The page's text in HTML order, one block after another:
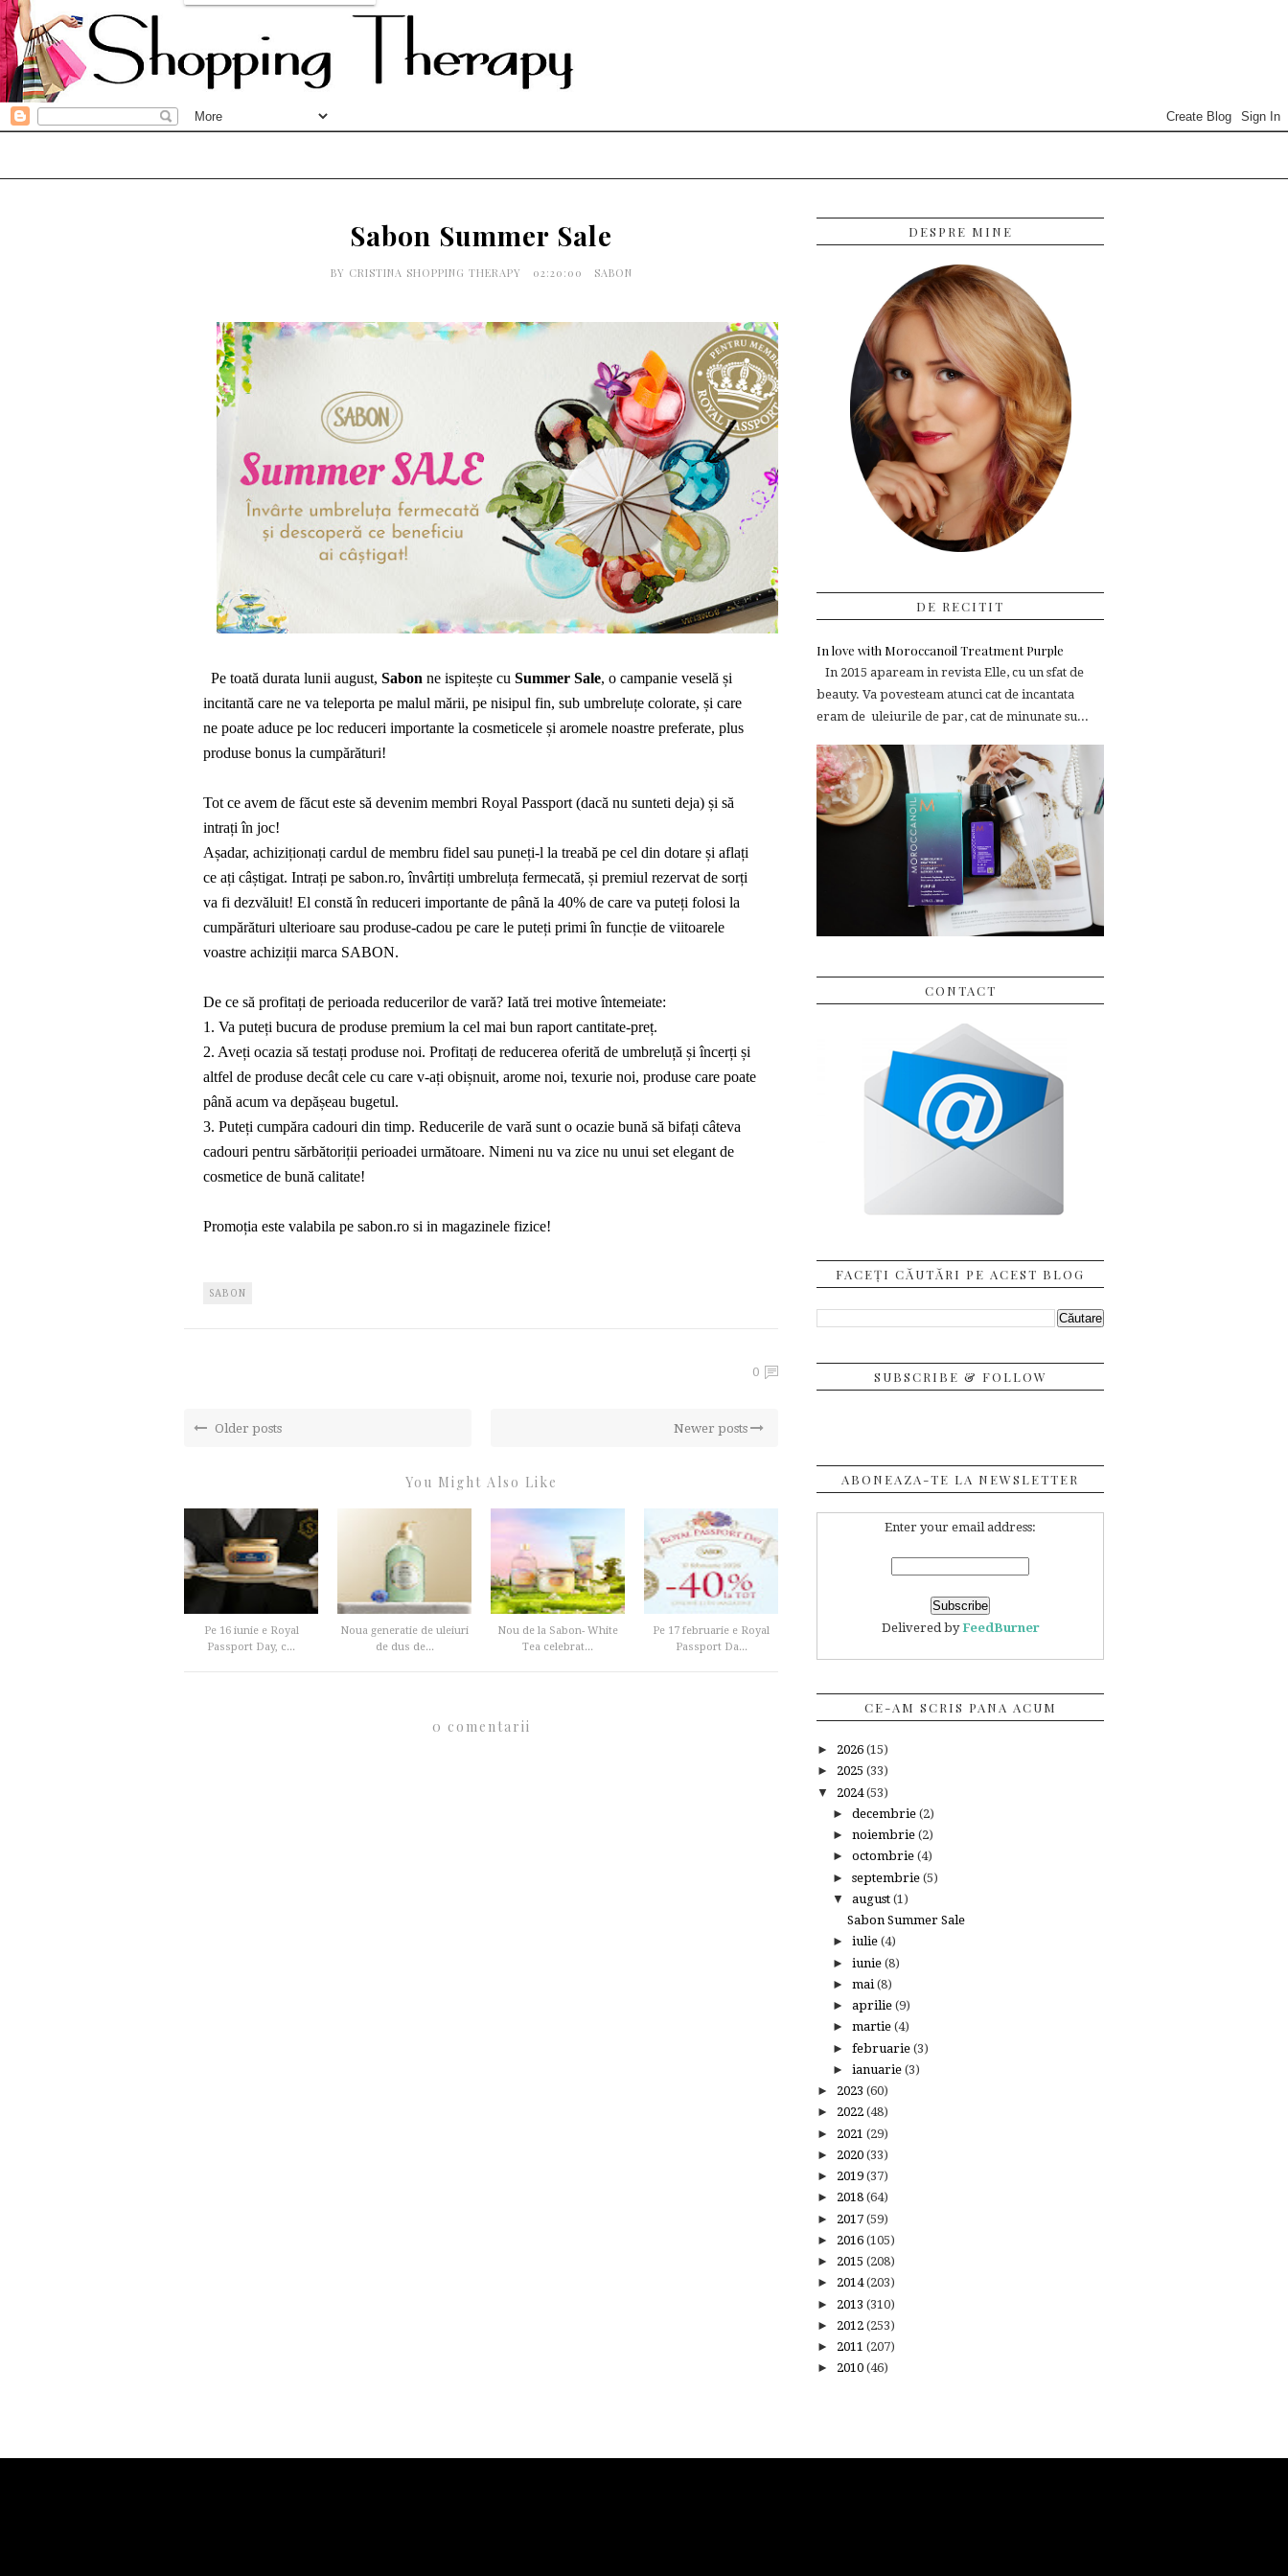
Sabon Summer Sale
BY CRISTINA SHOPPING THERAPY 02:20:00 SABON
Pe toată durata lunii august, Sabon ne ispitește cu Summer Sale, o campanie veselă și
incitantă care ne va teleporta pe malul mării, pe nisipul fin, sub umbreluțe colorate, și care
ne poate aduce pe loc reduceri importante la cosmeticele și aromele noastre preferate, plus
produse bonus la cumpărături!
Tot ce avem de făcut este să devenim membri Royal Passport (dacă nu sunteti deja) și să
intrați în joc!
Așadar, achiziționați cardul de membru fidel sau puneți-l la treabă pe cel din dotare și aflați
ce ați câștigat. Intrați pe sabon.ro, învârtiți umbreluța fermecată, și premiul rezervat de sorți
va fi dezvăluit! El constă în reduceri importante de până la 40% de care va puteți folosi la
cumpărături ulterioare sau produse-cadou pe care le puteți primi în funcție de viitoarele
voastre achiziții marca SABON.
De ce să profitați de perioada reducerilor de vară? Iată trei motive întemeiate:
1. Va puteți bucura de produse premium la cel mai bun raport cantitate-preț.
2. Aveți ocazia să testați produse noi. Profitați de reducerea oferită de umbreluță și încerți și
altfel de produse decât cele cu care v-ați obișnuit, arome noi, texurie noi, produse care poate
până acum va depășeau bugetul.
3. Puteți cumpăra cadouri din timp. Reducerile de vară sunt o ocazie bună să bifați câteva
cadouri pentru sărbătoriții perioadei următoare. Nimeni nu va zice nu unui set elegant de
cosmetice de bună calitate!
Promoția este valabila pe sabon.ro si in magazinele fizice!
SABON
0
Older posts Newer posts
You Might Also Like
Pe 16 iunie e Royal
Passport Day, c...
Noua generatie de uleiuri
de dus de...
Nou de la Sabon- White
Tea celebrat...
Pe 17 februarie e Royal
Passport Da...
0 comentarii
DESPRE MINE
DE RECITIT
In love with Moroccanoil Treatment Purple
In 2015 apaream in revista Elle, cu un sfat de
beauty. Va povesteam atunci cat de incantata
eram de uleiurile de par, cat de minunate su...
CONTACT
FACEȚI CĂUTĂRI PE ACEST BLOG
SUBSCRIBE & FOLLOW
ABONEAZA-TE LA NEWSLETTER
Enter your email address:
Delivered byFeedBurner
CE-AM SCRIS PANA ACUM
► 2026 (15)
► 2025 (33)
▼ 2024(53)
► decembrie (2)
► noiembrie (2)
► octombrie (4)
► septembrie (5)
▼ august (1)
Sabon Summer Sale
► iulie (4)
► iunie (8)
► mai (8)
► aprilie (9)
► martie (4)
► februarie (3)
► ianuarie (3)
► 2023 (60)
► 2022 (48)
► 2021 (29)
► 2020 (33)
► 2019 (37)
► 2018 (64)
► 2017 (59)
► 2016 (105)
► 2015 (208)
► 2014(203)
► 2013 (310)
► 2012 (253)
► 2011 (207)
► 2010 (46)